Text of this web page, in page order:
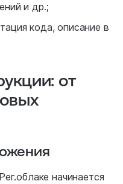
и др.;
кода, описание в
от
начинается